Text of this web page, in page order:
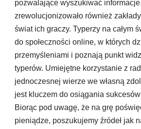
pozwalające wyszukiwać informacje,
zrewolucjonizowało również
świat ich graczy. Typerzy na całym
do społeczności online, w których
przemyśleniami i poznają punkt
typerów. Umiejętne korzystanie z
jednoczesnej wierze we własną
jest kluczem do osiągania
Biorąc pod uwagę, że na grę
pieniądze, poszukujemy źródeł jak